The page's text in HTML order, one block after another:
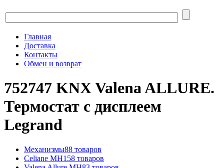
Главная
Доставка
Контакты
Обмен и возврат
752747 KNX Valena ALLURE.
Термостат с дисплеем
Legrand
Механизмы88 товаров
Celiane MH158 товаров